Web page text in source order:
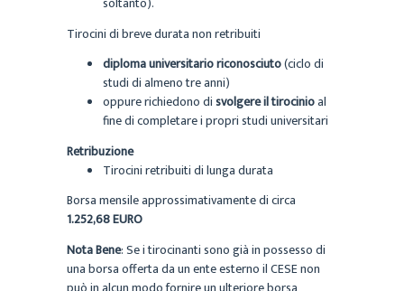
Tirocini di breve durata non retribuiti
diploma universitario riconosciuto(ciclo di
studi di almeno tre anni)
oppure richiedono disvolgere il tirocinioal
fine di completare i propri studi universitari
Retribuzione
Tirocini retribuiti di lunga durata
Borsa mensile approssimativamente di circa
1.252,68 EURO
Nota Bene: Se i tirocinanti sono già in possesso di
una borsa offerta da un ente esterno il CESE non